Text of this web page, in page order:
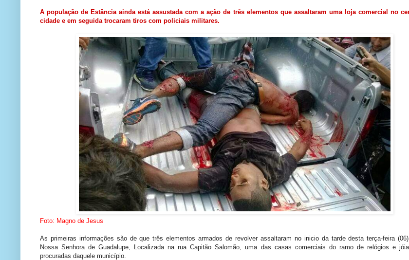
A população de Estância ainda está assustada com a ação de três elementos que assaltaram uma loja comercial no
cidade e em seguida trocaram tiros com policiais militares.
Foto: Magno de Jesus
As primeiras informações são de que três elementos armados de revolver assaltaram no inicio da tarde desta terça-feira
Nossa Senhora de Guadalupe, Localizada na rua Capitão Salomão, uma das casas comerciais do ramo de relógios e
procuradas daquele município.